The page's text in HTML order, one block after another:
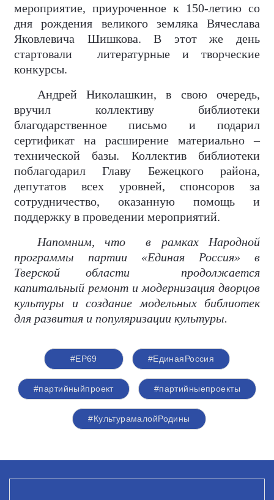
мероприятие, приуроченное к 150-летию со
дня рождения великого земляка Вячеслава
Яковлевича Шишкова. В этот же день
стартовали
литературные и творческие
конкурсы.
Андрей Николашкин, в свою очередь,
вручил коллективу библиотеки
благодарственное письмо и подарил
сертификат на расширение материально –
технической базы. Коллектив библиотеки
поблагодарил Главу Бежецкого района,
депутатов всех уровней, спонсоров за
сотрудничество, оказанную помощь и
поддержку в проведении мероприятий.
Напомним, что
в рамках Народной
программы партии «Единая Россия» в
Тверской области
продолжается
капитальный ремонт и модернизация дворцов
культуры исоздание модельных библиотек
для развития и популяризации культуры.
#ЕР69 #‎ЕдинаяРоссия
#партийныйпроект #партийныепроекты
#КультурамалойРодины